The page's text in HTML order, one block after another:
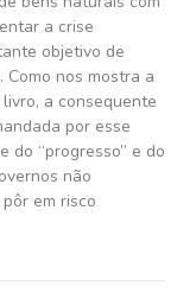
a crise
objetivo de
nos mostra a
a consequente
por esse
do “progresso” e do
não
em risco